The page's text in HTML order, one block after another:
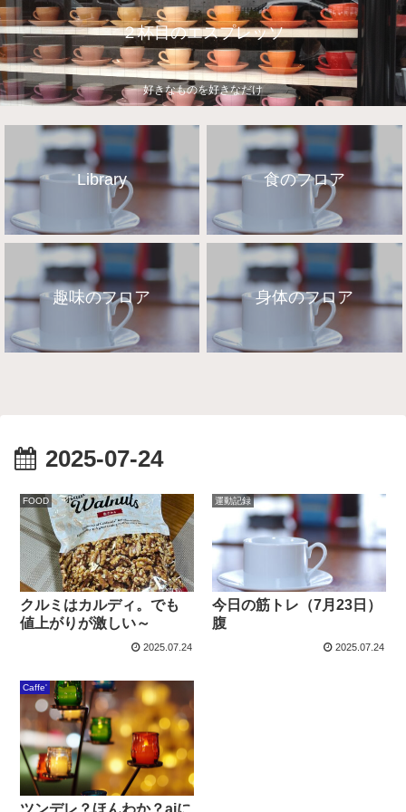
２杯目のエスプレッソ
好きなものを好きなだけ
Library 食のフロア
趣味のフロア 身体のフロア
2025-07-24
FOOD
クルミはカルディ。でも
値上がりが激しい～
2025.07.24
運動記録
今日の筋トレ（7月23日）
腹
2025.07.24
Caffe'